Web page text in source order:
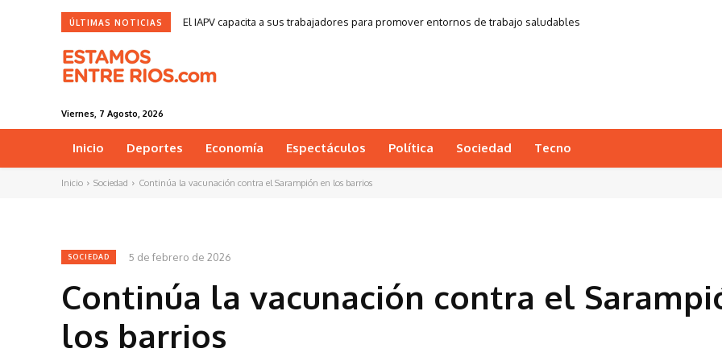
ÚLTIMAS NOTICIAS El IAPV capacita a sus trabajadores para promover entornos de trabajo saludables
Viernes, 7 Agosto, 2026
Inicio Deportes Economía Espectáculos Política Sociedad Tecno
Inicio Sociedad Continúa la vacunación contra el Sarampión en los barrios
SOCIEDAD 5 de febrero de 2026
Continúa la vacunación contra el
los barrios